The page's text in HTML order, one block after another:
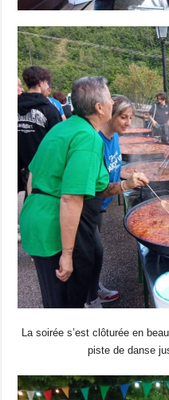
La soirée s’est clôturée en
piste de danse